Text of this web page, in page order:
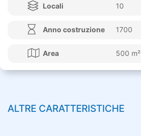
Locali 10
Anno costruzione 1700
Area 500 m²
ALTRE CARATTERISTICHE